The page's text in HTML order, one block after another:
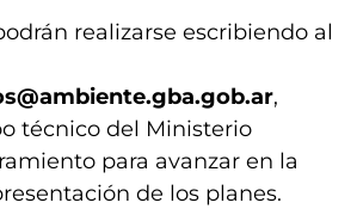
realizarse escribiendo al
,
técnico del Ministerio
para avanzar en la
de los planes.